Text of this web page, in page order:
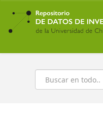
Ir
contenido
principal
Buscar